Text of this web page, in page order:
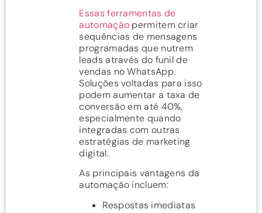
Essas ferramentas de
automação permitem criar
sequências de mensagens
programadas que nutrem
leads através do funil de
vendas no WhatsApp.
Soluções voltadas para isso
podem aumentar a taxa de
conversão em até 40%,
especialmente quando
integradas com outras
estratégias de marketing
digital.
As principais vantagens da
automação incluem:
Respostas imediatas